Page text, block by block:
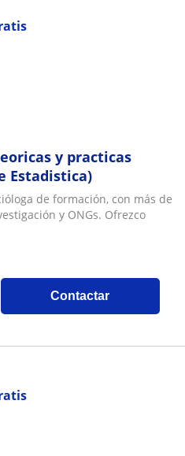
y practicas
Estadistica)
de formación, con más de
y ONGs. Ofrezco
Contactar